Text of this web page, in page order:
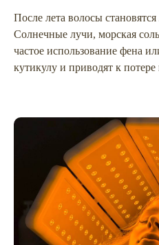
После лета волосы
Солнечные лучи, морская
частое использование фена
кутикулу и приводят к потере